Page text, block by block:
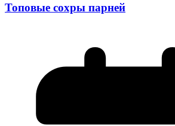
Топовые сохры парней